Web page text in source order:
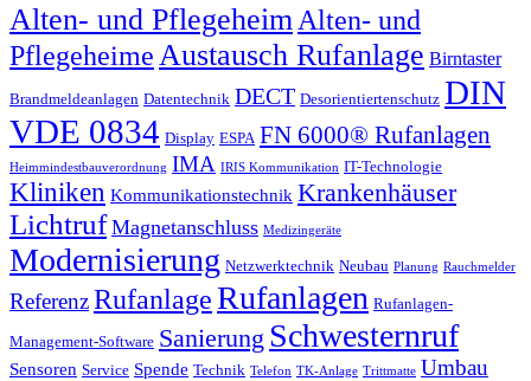
Alten- und Pflegeheim Alten- und
PflegeheimeAustausch Rufanlage Birntaster
Brandmeldeanlagen Datentechnik DECT Desorientiertenschutz DIN
VDE 0834 Display ESPA FN 6000® Rufanlagen
Heimmindestbauverordnung IMA IRIS Kommunikation IT-Technologie
Kliniken Kommunikationstechnik Krankenhäuser
Lichtruf Magnetanschluss Medizingeräte
Modernisierung Netzwerktechnik Neubau Planung Rauchmelder
ReferenzRufanlageRufanlagen Rufanlagen-
Management-Software Sanierung Schwesternruf
Sensoren Service Spende Technik Telefon TK-Anlage Trittmatte Umbau